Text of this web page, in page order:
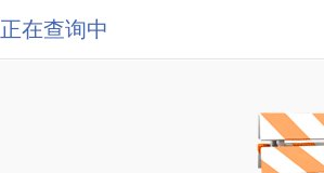
正在查询中